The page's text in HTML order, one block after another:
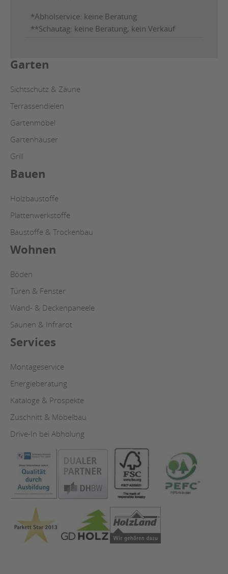
*Abholservice: keine Beratung
**Schautag: keine Beratung, kein Verkauf
Garten
Sichtschutz & Zäune
Terrassendielen
Gartenmöbel
Gartenhäuser
Grill
Bauen
Holzbaustoffe
Plattenwerkstoffe
Baustoffe & Trockenbau
Wohnen
Böden
Türen & Fenster
Wand- & Deckenpaneele
Saunen & Infrarot
Services
Montageservice
Energieberatung
Kataloge & Prospekte
Zuschnitt & Möbelbau
Drive-In bei Abholung